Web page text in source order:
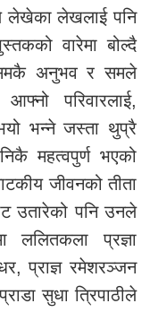
लेखेका लेखलाई पनि
वारेमा बोल्दै
अनुभव र समले
परिवारलाई,
भन्ने जस्ता थुप्रै
महत्वपुर्ण भएको
जीवनको तीता
उतारेको पनि उनले
ललितकला प्रज्ञा
प्राज्ञ रमेशरञ्जन
सुधा त्रिपाठीले